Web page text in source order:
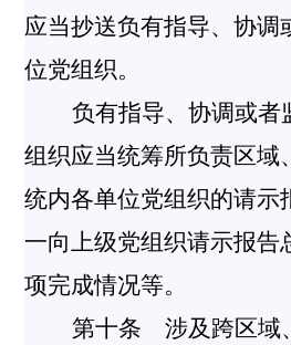
应当抄送负有指导、协调
位党组织。
负有指导、协调或者
组织应当统筹所负责区域
统内各单位党组织的请示
一向上级党组织请示报告
项完成情况等。
第十条 涉及跨区域